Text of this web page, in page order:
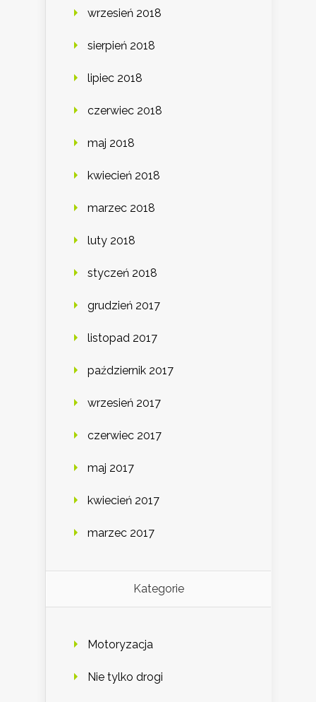
wrzesień 2018
sierpień 2018
lipiec 2018
czerwiec 2018
maj 2018
kwiecień 2018
marzec 2018
luty 2018
styczeń 2018
grudzień 2017
listopad 2017
październik 2017
wrzesień 2017
czerwiec 2017
maj 2017
kwiecień 2017
marzec 2017
Kategorie
Motoryzacja
Nie tylko drogi